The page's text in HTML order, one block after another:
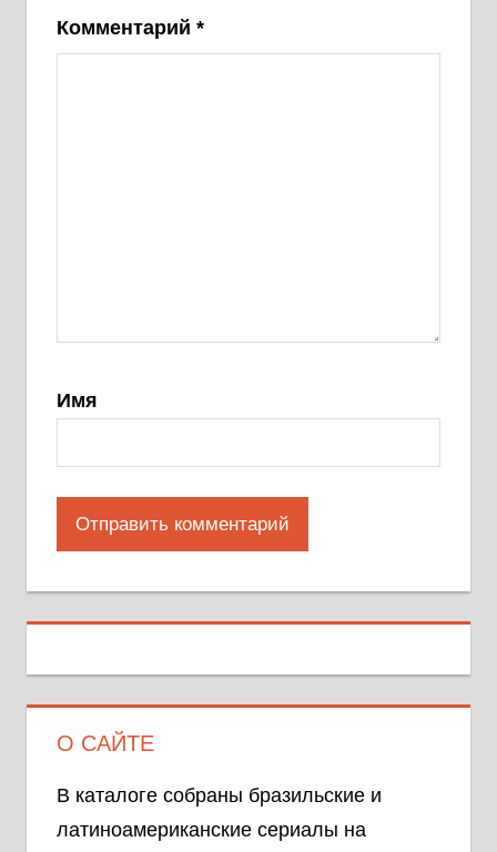
Комментарий *
Имя
О САЙТЕ
В каталоге собраны бразильские и
латиноамериканские сериалы на